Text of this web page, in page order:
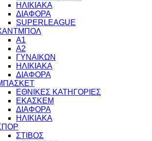
ΗΛΙΚΙΑΚΑ
ΔΙΑΦΟΡΑ
SUPERLEAGUE
Α1
Α2
ΓΥΝΑΙΚΩΝ
ΗΛΙΚΙΑΚΑ
ΔΙΑΦΟΡΑ
ΕΘΝΙΚΕΣ ΚΑΤΗΓΟΡΙΕΣ
ΕΚΑΣΚΕΜ
ΔΙΑΦΟΡΑ
ΗΛΙΚΙΑΚΑ
ΣΤΙΒΟΣ